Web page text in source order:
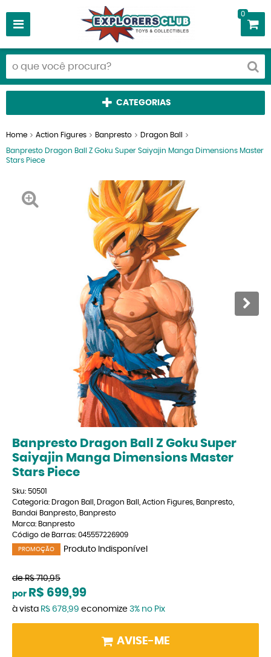
0
CATEGORIAS
Home Action Figures Banpresto Dragon Ball
Banpresto Dragon Ball Z Goku Super Saiyajin Manga Dimensions Master
Stars Piece
Banpresto Dragon Ball Z Goku Super
Saiyajin Manga Dimensions Master
Stars Piece
Sku: 50501
Categoria: Dragon Ball Dragon Ball Action Figures Banpresto
Bandai Banpresto Banpresto
Marca: Banpresto
Código de Barras: 045557226909
PROMOÇÃO Produto Indisponível
de R$ 710,95
por R$ 699,99
à vista R$ 678,99 economize 3% no Pix
AVISE-ME